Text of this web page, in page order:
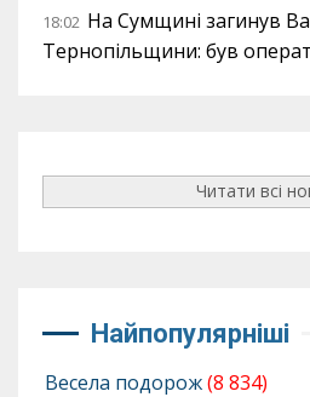
18:02 На Сумщині загинув
Тернопільщини: був
Читати всі
Найпопулярніші
Весела подорож(8 834)